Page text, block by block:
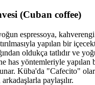
(Cuban coffee)
espressoya,
yapılan bir
oldukça tatlıdır ve
has yöntemleriyle
Küba'da "Cafecito"
paylaşılır.